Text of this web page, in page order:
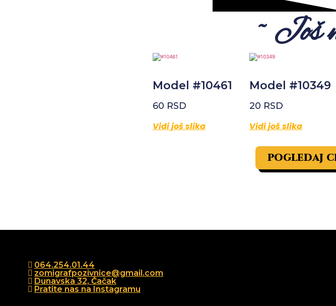
~ Još
Model #10461
60 RSD
Vidi još slika
Model #10349
20 RSD
Vidi još slika
pogledaj
064.254.01.44
zomigrafpozivnice@gmail.com
Dunavska 32, Čačak
Pratite nas na Instagramu